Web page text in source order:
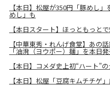
【本日】松屋が350円「豚めし
めし」も
【本日スタート】ほっともっと
【中華東秀・れんげ食堂】あの
「油溌（ヨウポー）麺」を本日
【本日】コメダ史上初“ハート”
【本日】松屋「豆腐キムチチゲ